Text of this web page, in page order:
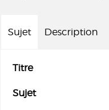
Sujet Description
Titre
Sujet